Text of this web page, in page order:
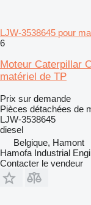
LJW-3538645 pour
6
Moteur Caterpillar
matériel de TP
Prix sur demande
Pièces détachées de
LJW-3538645
diesel
Belgique, Hamont
Hamofa Industrial
Contacter le vendeur